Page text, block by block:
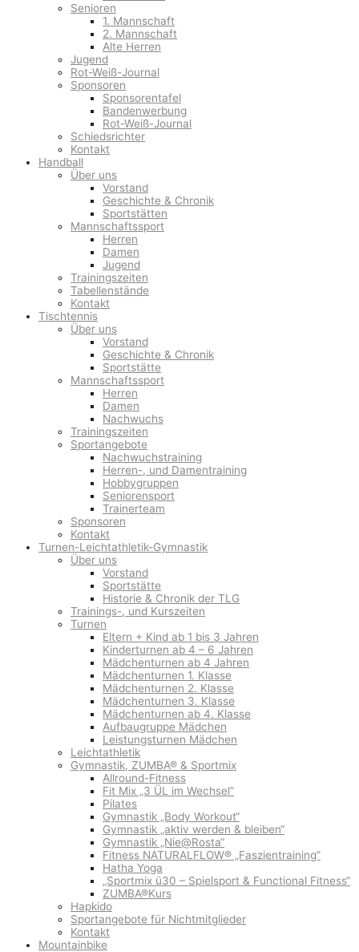
Senioren
1. Mannschaft
2. Mannschaft
Alte Herren
Jugend
Rot-Weiß-Journal
Sponsoren
Sponsorentafel
Bandenwerbung
Rot-Weiß-Journal
Schiedsrichter
Kontakt
Handball
Über uns
Vorstand
Geschichte & Chronik
Sportstätten
Mannschaftssport
Herren
Damen
Jugend
Trainingszeiten
Tabellenstände
Kontakt
Tischtennis
Über uns
Vorstand
Geschichte & Chronik
Sportstätte
Mannschaftssport
Herren
Damen
Nachwuchs
Trainingszeiten
Sportangebote
Nachwuchstraining
Herren-, und Damentraining
Hobbygruppen
Seniorensport
Trainerteam
Sponsoren
Kontakt
Turnen-Leichtathletik-Gymnastik
Über uns
Vorstand
Sportstätte
Historie & Chronik der TLG
Trainings-, und Kurszeiten
Turnen
Eltern + Kind ab 1 bis 3 Jahren
Kinderturnen ab 4 – 6 Jahren
Mädchenturnen ab 4 Jahren
Mädchenturnen 1. Klasse
Mädchenturnen 2. Klasse
Mädchenturnen 3. Klasse
Mädchenturnen ab 4. Klasse
Aufbaugruppe Mädchen
Leistungsturnen Mädchen
Leichtathletik
Gymnastik, ZUMBA® & Sportmix
Allround-Fitness
Fit Mix „3 ÜL im Wechsel“
Pilates
Gymnastik „Body Workout“
Gymnastik „aktiv werden & bleiben“
Gymnastik „Nie@Rosta“
Fitness NATURALFLOW® „Faszientraining”
Hatha Yoga
„Sportmix ü30 – Spielsport & Functional Fitness“
ZUMBA®Kurs
Hapkido
Sportangebote für Nichtmitglieder
Kontakt
Mountainbike